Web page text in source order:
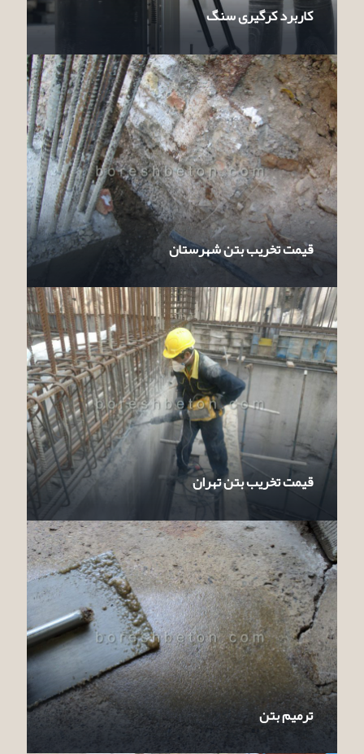
کاربرد کرگیری سنگ
قیمت تخریب بتن شهرستان
قیمت تخریب بتن تهران
ترمیم بتن